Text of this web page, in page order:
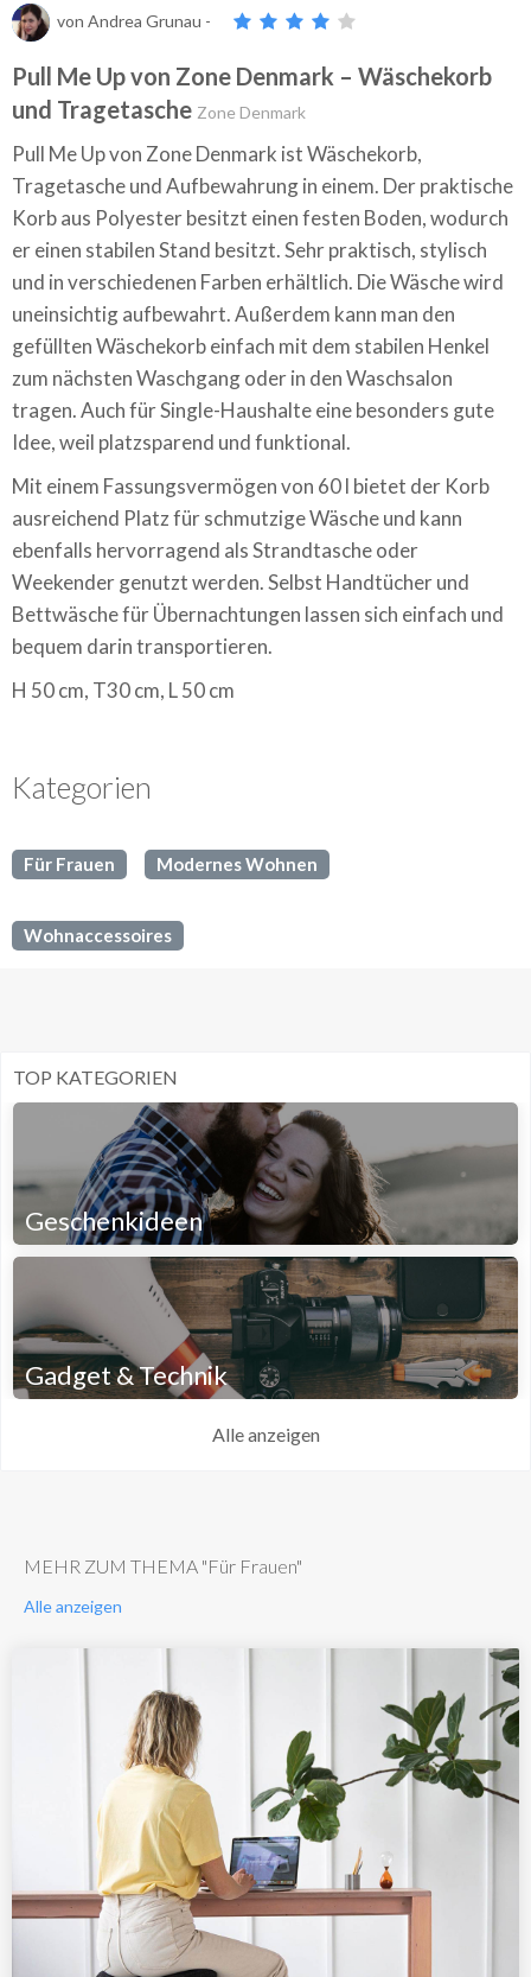
von Andrea Grunau -
Pull Me Up von Zone Denmark – Wäschekorb
und Tragetasche Zone Denmark
Pull Me Up von Zone Denmark ist Wäschekorb,
Tragetasche und Aufbewahrung in einem. Der praktische
Korb aus Polyester besitzt einen festen Boden, wodurch
er einen stabilen Stand besitzt. Sehr praktisch, stylisch
und in verschiedenen Farben erhältlich. Die Wäsche wird
uneinsichtig aufbewahrt. Außerdem kann man den
gefüllten Wäschekorb einfach mit dem stabilen Henkel
zum nächsten Waschgang oder in den Waschsalon
tragen. Auch für Single-Haushalte eine besonders gute
Idee, weil platzsparend und funktional.
Mit einem Fassungsvermögen von 60 l bietet der Korb
ausreichend Platz für schmutzige Wäsche und kann
ebenfalls hervorragend als Strandtasche oder
Weekender genutzt werden. Selbst Handtücher und
Bettwäsche für Übernachtungen lassen sich einfach und
bequem darin transportieren.
H 50 cm, T30 cm, L 50 cm
Kategorien
Für Frauen Modernes Wohnen
Wohnaccessoires
TOP KATEGORIEN
Geschenkideen
Gadget & Technik
Alle anzeigen
MEHR ZUM THEMA "Für Frauen"
Alle anzeigen